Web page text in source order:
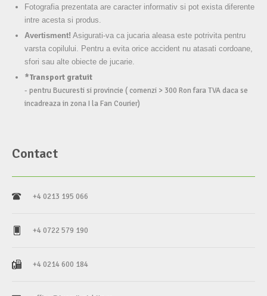
Fotografia prezentata are caracter informativ si pot exista diferente
intre acesta si produs.
Avertisment! Asigurati-va ca jucaria aleasa este potrivita pentru
varsta copilului. Pentru a evita orice accident nu atasati cordoane,
sfori sau alte obiecte de jucarie.
*Transport gratuit
- pentru Bucuresti si provincie ( comenzi > 300 Ron fara TVA daca se
incadreaza in zona I la Fan Courier)
Contact
+4 0213 195 066
+4 0722 579 190
+4 0214 600 184